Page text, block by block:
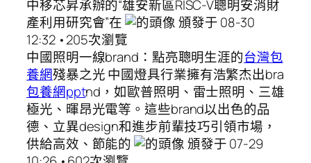
中移芯昇承辦的“雄安新區RISC-V聰明安消財
產利用研究會”在
頒發于 08-30
12:32 •205次瀏覽
中國照明一線brand：點亮聰明生涯的台灣包
養網殘暴之光 中國燈具行業擁有浩繁杰出bra
包養網pptnd，如歐普照明、雷士照明、三雄
極光、暉昂光電等。這些brand以出色的品
德、立異design和進步前輩技巧引領市場，
供給高效、節能的
頒發于 07-29